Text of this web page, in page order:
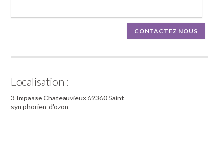
Localisation :
3 Impasse Chateauvieux 69360 Saint-
symphorien-d'ozon